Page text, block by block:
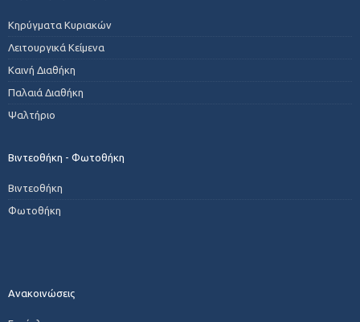
Κηρύγματα Κυριακών
Λειτουργικά Κείμενα
Καινή Διαθήκη
Παλαιά Διαθήκη
Ψαλτήριο
Βιντεοθήκη - Φωτοθήκη
Βιντεοθήκη
Φωτοθήκη
Ανακοινώσεις